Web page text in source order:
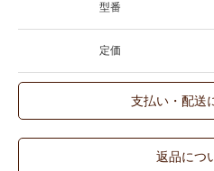
型番
定価
支払い・配送
返品につ